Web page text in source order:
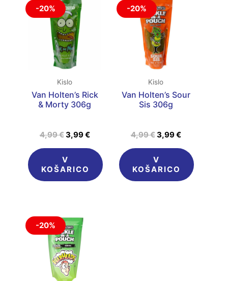
-20%
Kislo
Van Holten’s Rick
& Morty 306g
4,99€
cena
je
bila:
4,99 €.
3,99€
V
KOŠARICO
-20%
Kislo
Van Holten’s Sour
Sis 306g
4,99€
cena
je
bila:
4,99 €.
3,99€
V
KOŠARICO
-20%
Izvirna
cena
je
bila:
4,99 €.